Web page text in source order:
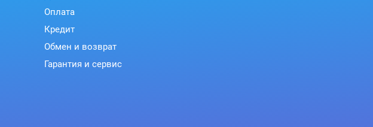
Оплата
Кредит
Обмен и возврат
Гарантия и сервис